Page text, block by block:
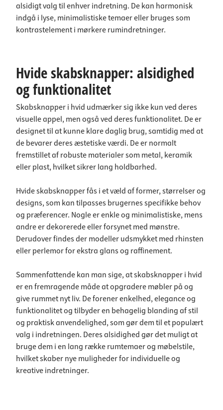
alsidigt valg til enhver indretning. De kan harmonisk
indgå i lyse, minimalistiske temaer eller bruges som
kontrastelement i mørkere rumindretninger.
Hvide skabsknapper: alsidighed
og funktionalitet
Skabsknapper i hvid udmærker sig ikke kun ved deres
visuelle appel, men også ved deres funktionalitet. De er
designet til at kunne klare daglig brug, samtidig med at
de bevarer deres æstetiske værdi. De er normalt
fremstillet af robuste materialer som metal, keramik
eller plast, hvilket sikrer lang holdbarhed.
Hvide skabsknapper fås i et væld af former, størrelser og
designs, som kan tilpasses brugernes specifikke behov
og præferencer. Nogle er enkle og minimalistiske, mens
andre er dekorerede eller forsynet med mønstre.
Derudover findes der modeller udsmykket med rhinsten
eller perlemor for ekstra glans og raffinement.
Sammenfattende kan man sige, at skabsknapper i hvid
er en fremragende måde at opgradere møbler på og
give rummet nyt liv. De forener enkelhed, elegance og
funktionalitet og tilbyder en behagelig blanding af stil
og praktisk anvendelighed, som gør dem til et populært
valg i indretningen. Deres alsidighed gør det muligt at
bruge dem i en lang række rumtemaer og møbelstile,
hvilket skaber nye muligheder for individuelle og
kreative indretninger.